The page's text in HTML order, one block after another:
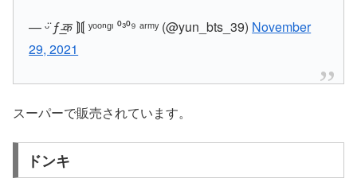
— ︎ᵕ̈ ƒ ̵̲क ⟭⟬ ʸᵒᵒⁿᵍᶦ ⁰³⁰⁹ ᵃʳᵐʸ (@yun_bts_39) November
29, 2021
スーパーで販売されています。
ドンキ